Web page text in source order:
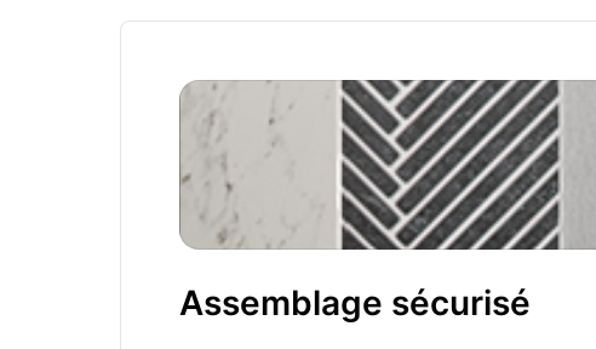
Assemblage sécurisé